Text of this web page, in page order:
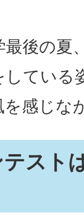
後の夏
ている
感じな
スト